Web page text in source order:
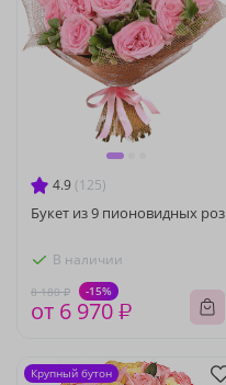
4.9 (125)
Букет из 9 пионовидных роз
В наличии
8 180 ₽ -15%
от 6 970 ₽
Крупный бутон